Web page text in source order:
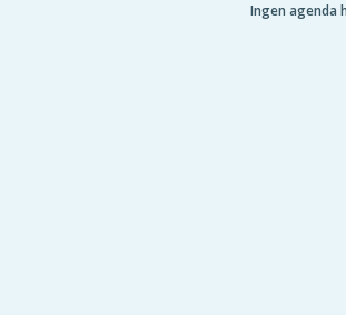
Ingen agenda